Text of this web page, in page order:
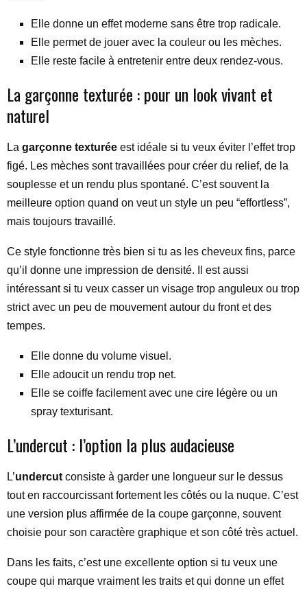
Elle donne un effet moderne sans être trop radicale.
Elle permet de jouer avec la couleur ou les mèches.
Elle reste facile à entretenir entre deux rendez-vous.
La garçonne texturée : pour un look vivant et
naturel
La garçonne texturée est idéale si tu veux éviter l’effet trop
figé. Les mèches sont travaillées pour créer du relief, de la
souplesse et un rendu plus spontané. C’est souvent la
meilleure option quand on veut un style un peu “effortless”,
mais toujours travaillé.
Ce style fonctionne très bien si tu as les cheveux fins, parce
qu’il donne une impression de densité. Il est aussi
intéressant si tu veux casser un visage trop anguleux ou trop
strict avec un peu de mouvement autour du front et des
tempes.
Elle donne du volume visuel.
Elle adoucit un rendu trop net.
Elle se coiffe facilement avec une cire légère ou un
spray texturisant.
L’undercut : l’option la plus audacieuse
L’undercut consiste à garder une longueur sur le dessus
tout en raccourcissant fortement les côtés ou la nuque. C’est
une version plus affirmée de la coupe garçonne, souvent
choisie pour son caractère graphique et son côté très actuel.
Dans les faits, c’est une excellente option si tu veux une
coupe qui marque vraiment les traits et qui donne un effet